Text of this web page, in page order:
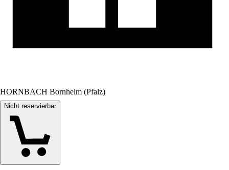
HORNBACH Bornheim (Pfalz)
Nicht reservierbar